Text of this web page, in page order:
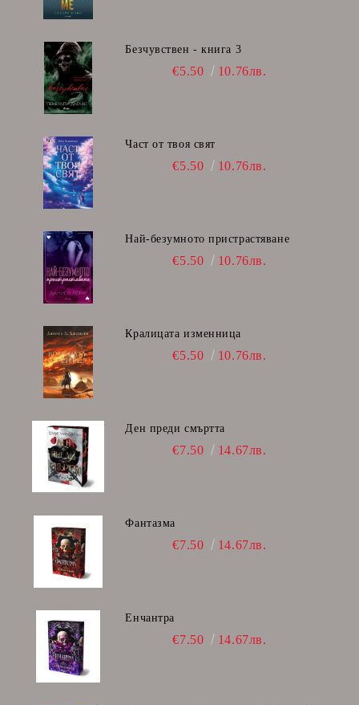
Безчувствен - книга 3
€5.50 10.76лв.
Част от твоя свят
€5.50 10.76лв.
Най-безумното пристрастяване
€5.50 10.76лв.
Кралицата изменница
€5.50 10.76лв.
Ден преди смъртта
€7.50 14.67лв.
Фантазма
€7.50 14.67лв.
Енчантра
€7.50 14.67лв.